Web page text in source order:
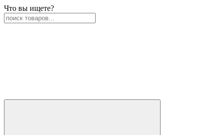
Что вы ищете?